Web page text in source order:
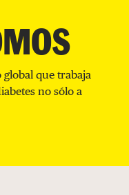
que trabaja
no sólo a